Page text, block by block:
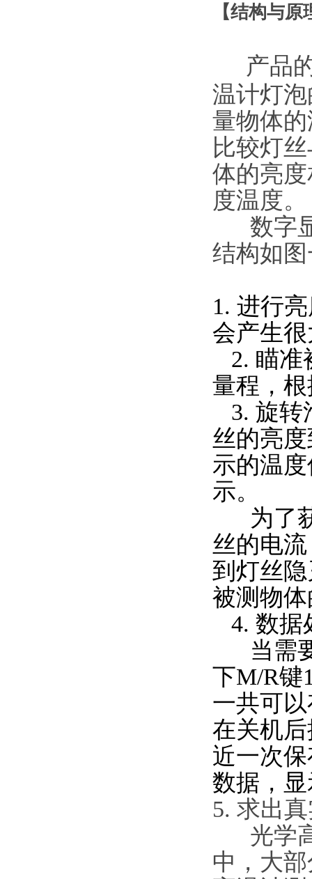
【结构与原
产品
温计灯
量物体
比较灯
体的亮
度温度。
数字显
结构如
1. 进行
会产生
2. 瞄准
量程，
3. 旋转
丝的亮
示的温
示。
为了获
丝的电
到灯丝
被测物
4. 数据
当需要
下M/R键
一共可
在关机
近一次
数据，
5. 求出
光学高
中，大